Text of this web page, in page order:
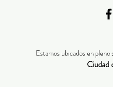
Estamos ubicados en
Ciudad